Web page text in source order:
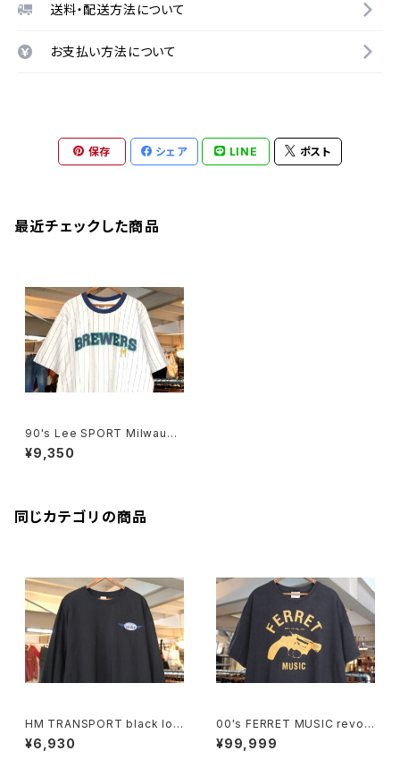
送料・配送方法について
お支払い方法について
保存 シェア LINE ポスト
最近チェックした商品
90's Lee SPORT Milwauke
e BREWERS pin-stripe Tee
"Made in U.S.A."
¥9,350
同じカテゴリの商品
HM TRANSPORT black lon
g-sleeve Tee "embroider
ed logo"
¥6,930
00's FERRET MUSIC revolv
er-logo printed Tee
¥99,999